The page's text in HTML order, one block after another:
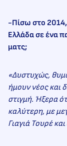
-Πίσω στο
Ελλάδα σε ένα
ματς;
«Δυστυχώς,
ήμουν νέος και
στιγμή. Ήξερα
καλύτερη, με
Γιαγιά Τουρέ